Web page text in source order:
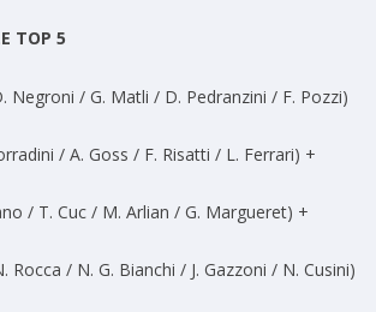
TOP 5
Negroni / G. Matli / D. Pedranzini / F. Pozzi)
/ A. Goss / F. Risatti / L. Ferrari) +
/ T. Cuc / M. Arlian / G. Margueret) +
Rocca / N. G. Bianchi / J. Gazzoni / N. Cusini)